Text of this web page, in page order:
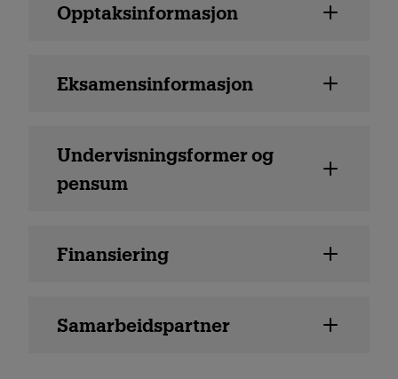
Opptaksinformasjon
Eksamensinformasjon
Undervisningsformer og
pensum
Finansiering
Samarbeidspartner